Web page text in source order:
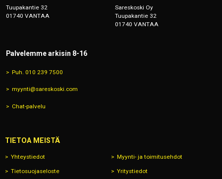
Tuupakantie 32
01740 VANTAA
Sareskoski Oy
Tuupakantie 32
01740 VANTAA
Palvelemme arkisin 8-16
Puh. 010 239 7500
myynti@sareskoski.com
Chat-palvelu
TIETOA MEISTÄ
Yhteystiedot Myynti- ja toimitusehdot
Tietosuojaseloste Yritystiedot